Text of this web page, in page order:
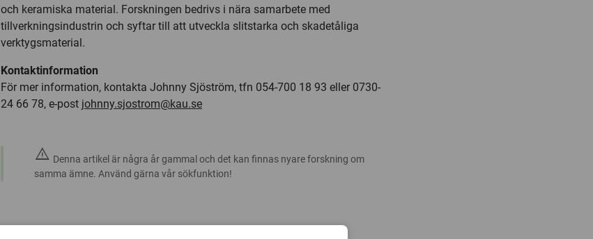
och keramiska material. Forskningen bedrivs i nära samarbete med
tillverkningsindustrin och syftar till att utveckla slitstarka och skadetåliga
verktygsmaterial.
Kontaktinformation
För mer information, kontakta Johnny Sjöström, tfn 054-700 18 93 eller 0730-
24 66 78, e-post johnny.sjostrom@kau.se
warning Denna artikel är några år gammal och det kan finnas nyare forskning om
samma ämne. Använd gärna vår sökfunktion!